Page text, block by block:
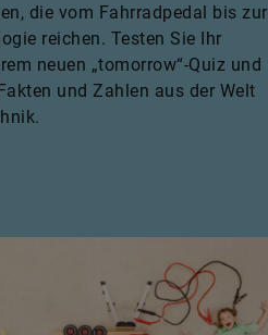
die vom Fahrradpedal bis zur
reichen. Testen Sie Ihr
neuen „tomorrow“-Quiz und
und Zahlen aus der Welt